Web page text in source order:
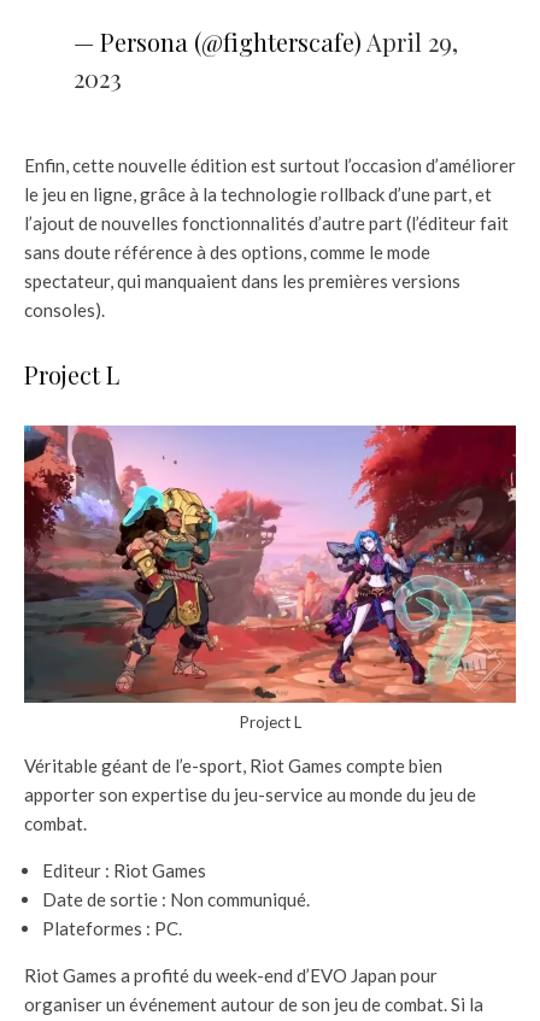
— Persona (@fighterscafe)April 29,
2023
Enfin, cette nouvelle édition est surtout l’occasion d’améliorer
le jeu en ligne, grâce à la technologie rollback d’une part, et
l’ajout de nouvelles fonctionnalités d’autre part (l’éditeur fait
sans doute référence à des options, comme le mode
spectateur, qui manquaient dans les premières versions
consoles).
Project L
Project L
Véritable géant de l’e-sport, Riot Games compte bien
apporter son expertise du jeu-service au monde du jeu de
combat.
Editeur : Riot Games
Date de sortie : Non communiqué.
Plateformes : PC.
Riot Games a profité du week-end d’EVO Japan pour
organiser un événement autour de son jeu de combat. Si la